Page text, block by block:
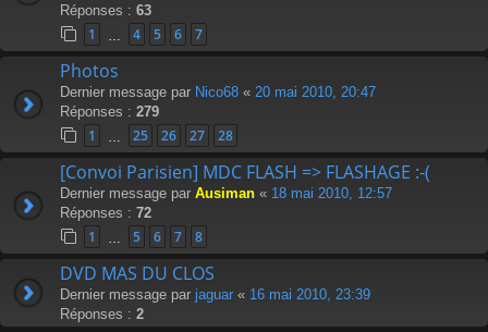
Réponses : 63
1 4 5 6 7
Photos
Dernier message par Nico68 « 20 mai 2010, 20:47
Réponses : 279
1 25 26 27 28
[Convoi Parisien] MDC FLASH => FLASHAGE :-(
Dernier message par Ausiman « 18 mai 2010, 12:57
Réponses : 72
1 5 6 7 8
DVD MAS DU CLOS
Dernier message par jaguar « 16 mai 2010, 23:39
Réponses : 2